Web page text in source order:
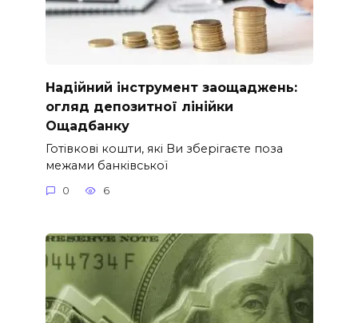
Надійний інструмент заощаджень:
огляд депозитної лінійки
Ощадбанку
Готівкові кошти, які Ви зберігаєте поза
межами банківської
0 6